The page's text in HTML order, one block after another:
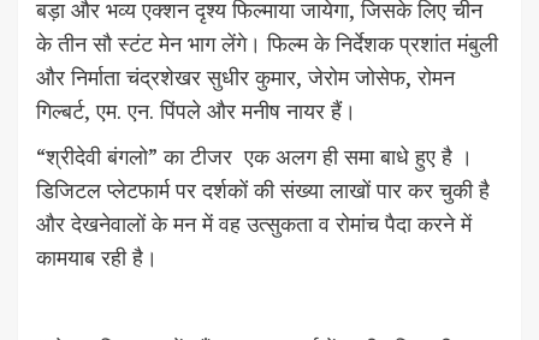
बड़ा और भव्य एक्शन दृश्य फिल्माया जायेगा, जिसके लिए चीन
के तीन सौ स्टंट मेन भाग लेंगे। फिल्म के निर्देशक प्रशांत मंबुली
और निर्माता चंद्रशेखर सुधीर कुमार, जेरोम जोसेफ, रोमन
गिल्बर्ट, एम. एन. पिंपले और मनीष नायर हैं।
“श्रीदेवी बंगलो” का टीजर एक अलग ही समा बाधे हुए है ।
डिजिटल प्लेटफार्म पर दर्शकों की संख्या लाखों पार कर चुकी है
और देखनेवालों के मन में वह उत्सुकता व रोमांच पैदा करने में
कामयाब रही है।